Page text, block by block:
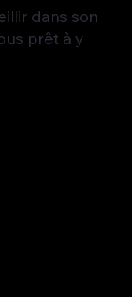
dans son
prêt à y